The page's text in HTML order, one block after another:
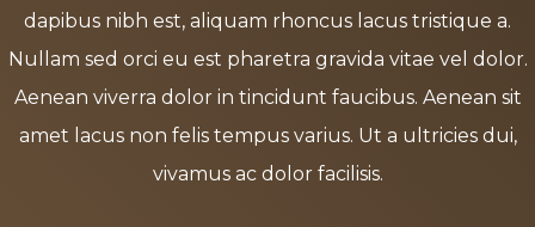
dapibus nibh est, aliquam rhoncus lacus tristique a.
Nullam sed orci eu est pharetra gravida vitae vel dolor.
Aenean viverra dolor in tincidunt faucibus. Aenean sit
amet lacus non felis tempus varius. Ut a ultricies dui,
vivamus ac dolor facilisis.